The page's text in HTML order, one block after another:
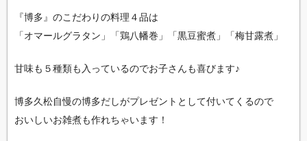
『博多』のこだわりの料理４品は
「オマールグラタン」「鶏八幡巻」「黒豆蜜煮」「梅甘露煮」
甘味も５種類も入っているのでお子さんも喜びます♪
博多久松自慢の博多だしがプレゼントとして付いてくるので
おいしいお雑煮も作れちゃいます！